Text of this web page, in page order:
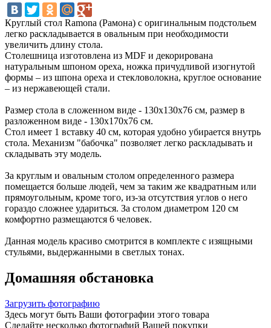
Круглый стол Ramona (Рамона) с оригинальным подстольем
легко раскладывается в овальным при необходимости
увеличить длину стола.
Столешница изготовлена из MDF и декорирована
натуральным шпоном ореха, ножка причудливой изогнутой
формы – из шпона ореха и стекловолокна, круглое основание
– из нержавеющей стали.
Размер стола в сложенном виде - 130х130х76 см, размер в
разложенном виде - 130х170х76 см.
Стол имеет 1 вставку 40 см, которая удобно убирается внутрь
стола. Механизм "бабочка" позволяет легко раскладывать и
складывать эту модель.
За круглым и овальным столом определенного размера
помещается больше людей, чем за таким же квадратным или
прямоугольным, кроме того, из-за отсутствия углов о него
гораздо сложнее удариться. За столом диаметром 120 см
комфортно размещаются 6 человек.
Данная модель красиво смотрится в комплекте с изящными
стульями, выдержанными в светлых тонах.
Домашняя обстановка
Загрузить фотографию
Здесь могут быть Ваши фотографии этого товара
Сделайте несколько фотографий Вашей покупки